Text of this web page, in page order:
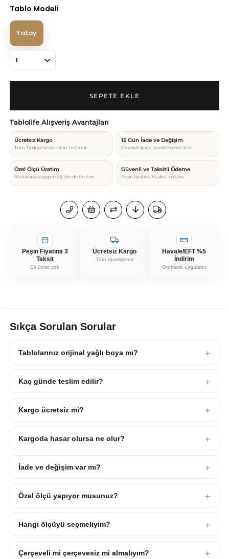
Tablo Modeli
Yatay
Tablolife Alışveriş Avantajları
Ücretsiz Kargo
Tüm Türkiye’ye ücretsiz teslimat
15 Gün İade ve Değişim
Güvenle karar verebilmeniz için
Özel Ölçü Üretim
Mekânınıza uygun ölçülerde üretim
Güvenli ve Taksitli Ödeme
Peşin fiyatına 3 taksit imkânı
Peşin Fiyatına 3
Taksit
Ek ücret yok
Ücretsiz Kargo
Tüm siparişlerde
Havale/EFT %5
İndirim
Otomatik uygulanır
Sıkça Sorulan Sorular
Tablolarınız orijinal yağlı boya mı?
Kaç günde teslim edilir?
Kargo ücretsiz mi?
Kargoda hasar olursa ne olur?
İade ve değişim var mı?
Özel ölçü yapıyor musunuz?
Hangi ölçüyü seçmeliyim?
Çerçeveli mi çerçevesiz mi almalıyım?